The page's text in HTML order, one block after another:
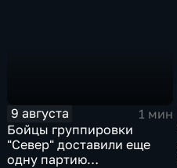
9 августа
1 мин
Бойцы группировки
"Север" доставили еще
одну партию